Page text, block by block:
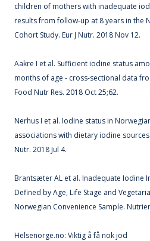
children of mothers with inadequate
results from follow-up at 8 years in the
Cohort Study. Eur J Nutr. 2018 Nov 12.
Aakre I et al. Sufficient iodine status
months of age - cross-sectional data
Food Nutr Res. 2018 Oct 25;62.
Nerhus I et al. Iodine status in
associations with dietary iodine sources:
Nutr. 2018 Jul 4.
Brantsæter AL et al. Inadequate Iodine
Defined by Age, Life Stage and
Norwegian Convenience Sample.
Helsenorge.no: Viktig å få nok jod